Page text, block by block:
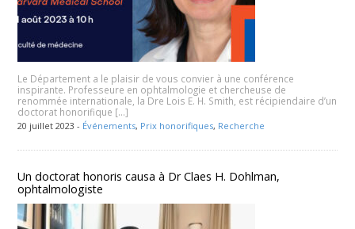
Le Département a le plaisir de vous convier à une conférence
inspirante. Professeure en ophtalmologie et chercheuse de
renommée internationale, la Dre Lois E. H. Smith, est récipiendaire d’un
doctorat honorifique […]
20 juillet 2023 - Événements, Prix honorifiques, Recherche
Un doctorat honoris causa à Dr Claes H. Dohlman,
ophtalmologiste